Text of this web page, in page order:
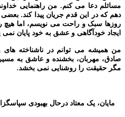
مسائلم دعا می کنم. من راهنمایی
دهم که در این قدم جریان پیدا کند.
روزها سبک و راحت می نویسم، اما
ایجاد خودآگاهی و عشق به خود پایان نمی
من همیشه می توانم در ناشناخته
صادق، مهربان، بخشنده و عاشق به
مگر حقیقت را روشنایی نمی بخشد.
مایان، یک معتاد درحال بهبودی